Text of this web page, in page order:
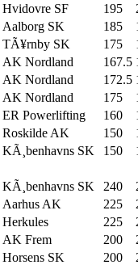
Hvidovre SF 195
Aalborg SK 185
TÃ¥rnby SK 175
AK Nordland 167.5
AK Nordland 172.5
AK Nordland 175
ER Powerlifting 160
Roskilde AK 150
KÃ¸benhavns SK 150
KÃ¸benhavns SK 240
Aarhus AK 225
Herkules 225
AK Frem 200
Horsens SK 200